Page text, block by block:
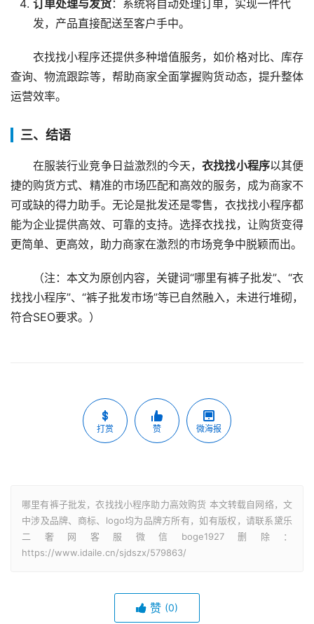
订单处理与发货：系统将自动处理订单，实现一件代
发，产品直接配送至客户手中。
衣找找小程序还提供多种增值服务，如价格对比、库存
查询、物流跟踪等，帮助商家全面掌握购货动态，提升整体
运营效率。
三、结语
在服装行业竞争日益激烈的今天，衣找找小程序以其便
捷的购货方式、精准的市场匹配和高效的服务，成为商家不
可或缺的得力助手。无论是批发还是零售，衣找找小程序都
能为企业提供高效、可靠的支持。选择衣找找，让购货变得
更简单、更高效，助力商家在激烈的市场竞争中脱颖而出。
（注：本文为原创内容，关键词“哪里有裤子批发”、“衣
找找小程序”、“裤子批发市场”等已自然融入，未进行堆砌，
符合SEO要求。）
打赏 赞 微海报
哪里有裤子批发，衣找找小程序助力高效购货 本文转载自网络，文
中涉及品牌、商标、logo均为品牌方所有，如有版权，请联系黛乐
二奢网客服微信boge1927删除：
https://www.idaile.cn/sjdszx/579863/
赞 (0)